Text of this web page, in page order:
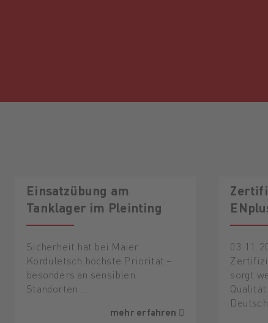
Einsatzübung am
Tanklager im Pleinting
Sicherheit hat bei Maier
Korduletsch höchste Priorität –
besonders an sensiblen
Standorten …
mehr erfahren
500
sorgt